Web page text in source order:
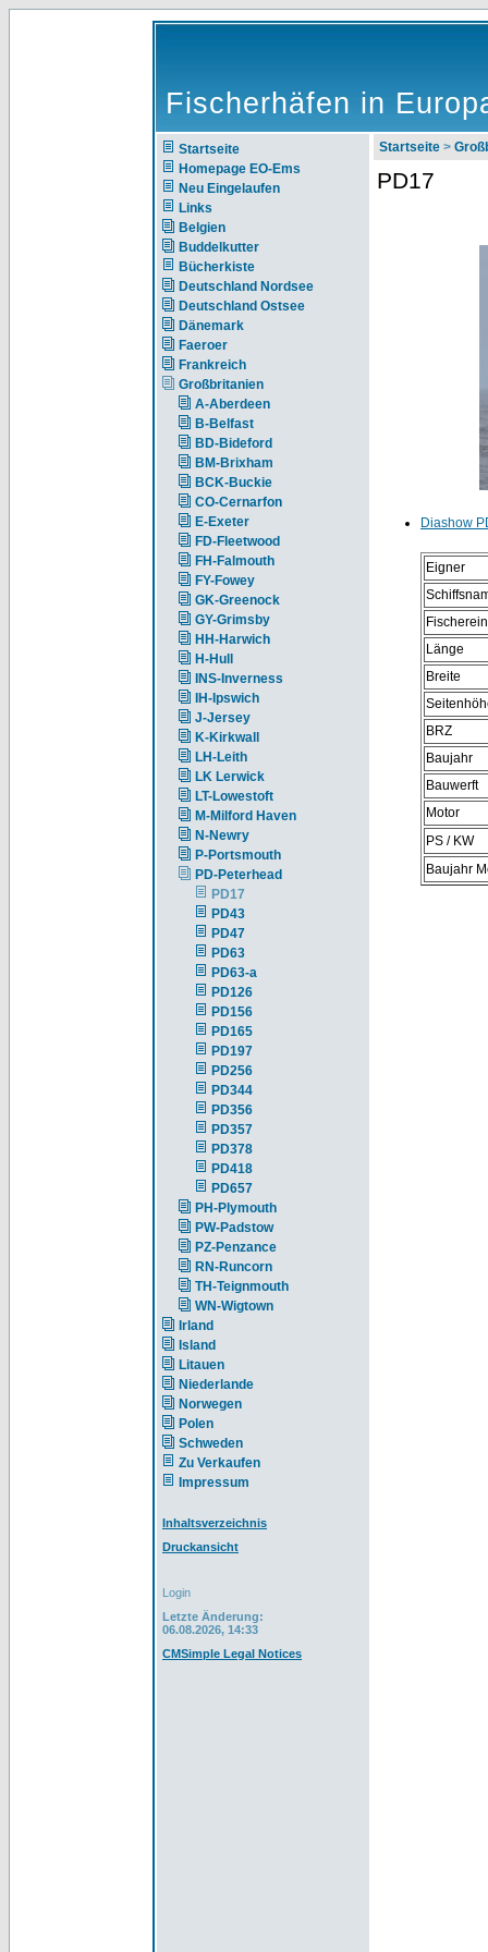
Fischerhäfen in
Startseite
Homepage EO-Ems
Neu Eingelaufen
Links
Belgien
Buddelkutter
Bücherkiste
Deutschland Nordsee
Deutschland Ostsee
Dänemark
Faeroer
Frankreich
Großbritanien
A-Aberdeen
B-Belfast
BD-Bideford
BM-Brixham
BCK-Buckie
CO-Cernarfon
E-Exeter
FD-Fleetwood
FH-Falmouth
FY-Fowey
GK-Greenock
GY-Grimsby
HH-Harwich
H-Hull
INS-Inverness
IH-Ipswich
J-Jersey
K-Kirkwall
LH-Leith
LK Lerwick
LT-Lowestoft
M-Milford Haven
N-Newry
P-Portsmouth
PD-Peterhead
PD17
PD43
PD47
PD63
PD63-a
PD126
PD156
PD165
PD197
PD256
PD344
PD356
PD357
PD378
PD418
PD657
PH-Plymouth
PW-Padstow
PZ-Penzance
RN-Runcorn
TH-Teignmouth
WN-Wigtown
Irland
Island
Litauen
Niederlande
Norwegen
Polen
Schweden
Zu Verkaufen
Impressum
Inhaltsverzeichnis
Druckansicht
Login
Letzte Änderung:
06.08.2026, 14:33
CMSimple Legal Notices
Startseite >
PD17
Diashow
Eigner
Länge
Breite
BRZ
Baujahr
Bauwerft
Motor
PS / KW
Baujahr